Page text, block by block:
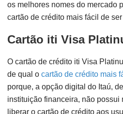
os melhores nomes do mercado
cartão de crédito mais fácil de
Cartão iti Visa
O cartão de crédito iti Visa
de qual o cartão de crédito mais
porque, a opção digital do Itaú,
instituição financeira, não possui
liberar o cartão de crédito aos